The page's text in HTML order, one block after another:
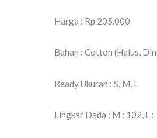
Harga : Rp 205.000
Bahan : Cotton (Halus,
Ready Ukuran : S, M, L
Lingkar Dada : M : 102, L :